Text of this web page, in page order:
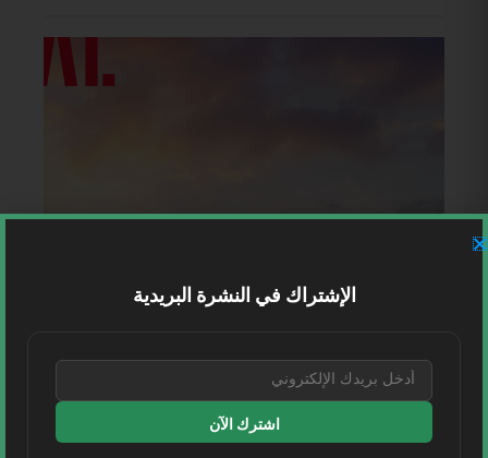
الإشتراك في النشرة البريدية
اشترك الآن